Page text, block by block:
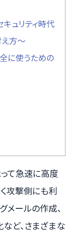
キュリティ時代
方〜
に使うための
て急速に高度
攻撃側にも利
メールの作成、
ど、さまざまな